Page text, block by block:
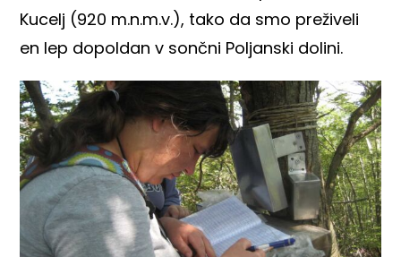
Kucelj (920 m.n.m.v.), tako da smo preživeli
en lep dopoldan v sončni Poljanski dolini.